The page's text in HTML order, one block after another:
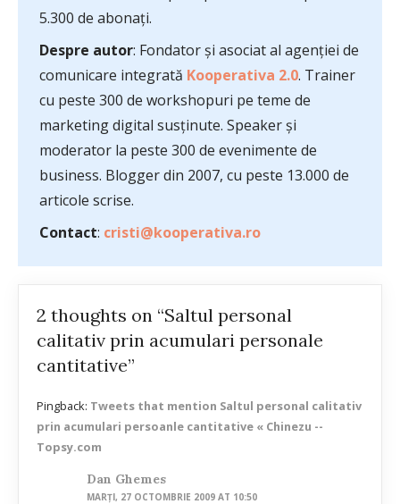
5.300 de abonați.
Despre autor: Fondator și asociat al agenției de
comunicare integrată Kooperativa 2.0. Trainer
cu peste 300 de workshopuri pe teme de
marketing digital susținute. Speaker și
moderator la peste 300 de evenimente de
business. Blogger din 2007, cu peste 13.000 de
articole scrise.
Contact: cristi@kooperativa.ro
2 thoughts on “Saltul personal
calitativ prin acumulari personale
cantitative”
Pingback: Tweets that mention Saltul personal calitativ
prin acumulari persoanle cantitative « Chinezu --
Topsy.com
Dan Ghemes
MARȚI, 27 OCTOMBRIE 2009 AT 10:50